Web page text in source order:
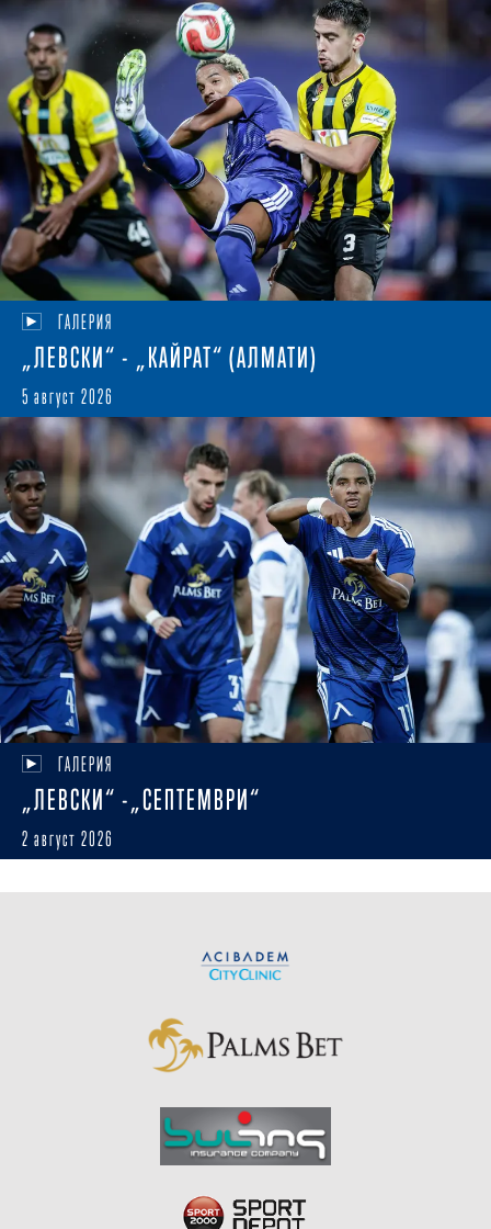
ГАЛЕРИЯ
„ЛЕВСКИ“ - „КАЙРАТ“ (АЛМАТИ)
5 август 2026
ГАЛЕРИЯ
„ЛЕВСКИ“ -„СЕПТЕМВРИ“
2 август 2026